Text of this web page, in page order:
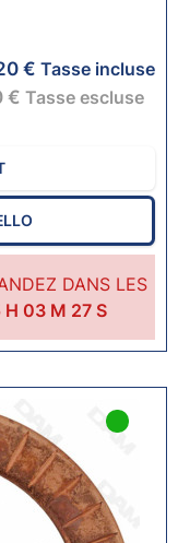
DANS LES
H 03M 26 S
€ Tasse incluse
€ Tasse escluse